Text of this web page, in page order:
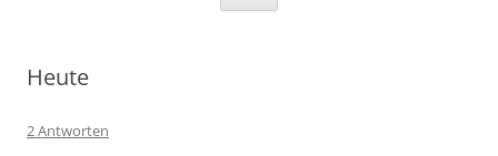
Heute
2 Antworten